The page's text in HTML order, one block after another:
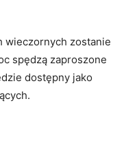
wieczornych zostanie
spędzą zaproszone
dostępny jako